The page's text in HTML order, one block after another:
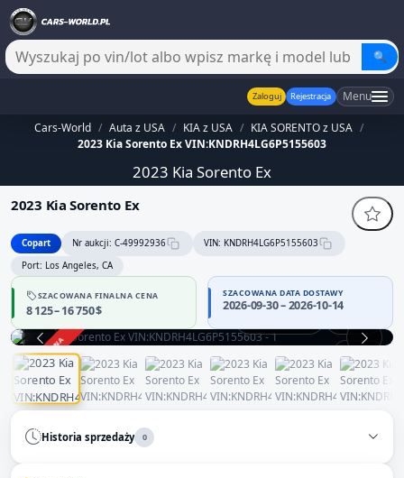
🔍
Zaloguj Rejestracja Menu
Cars-World / Auta z USA / KIA z USA / KIA SORENTO z USA /
2023 Kia Sorento Ex VIN:KNDRH4LG6P5155603
2023 Kia Sorento Ex
2023 Kia Sorento Ex
Copart Nr aukcji: C-49992936
VIN: KNDRH4LG6P5155603
Port: Los Angeles, CA
SZACOWANA FINALNA CENA
8 125 – 16 750 $
SZACOWANA DATA DOSTAWY
2026-09-30 – 2026-10-14
ZAKOŃCZONA
Historia sprzedaży 0